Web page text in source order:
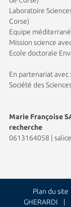
Laboratoire
Corse)
Equipe
Mission science
Ecole doctorale
En partenariat avec :
Société des
Marie Françoise
recherche
0613164058
Plan du site
GHERARDI |